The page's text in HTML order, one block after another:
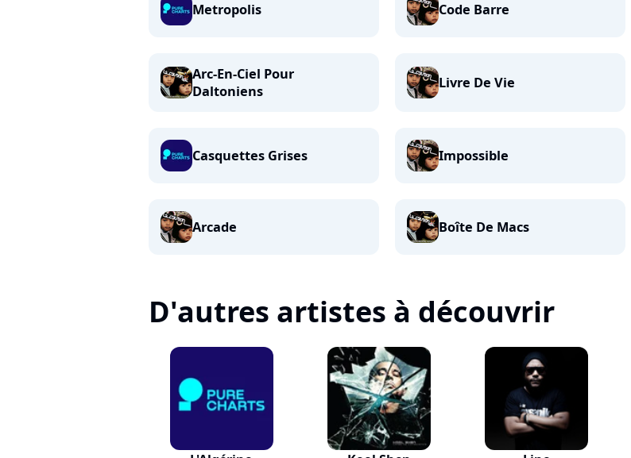
Metropolis Code Barre
Arc-En-Ciel Pour
Daltoniens
Livre De Vie
Casquettes Grises Impossible
Arcade Boîte De Macs
D'autres artistes à découvrir